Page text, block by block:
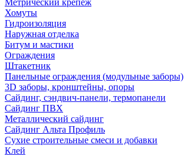
Метрический крепёж
Хомуты
Гидроизоляция
Наружная отделка
Битум и мастики
Ограждения
Штакетник
Панельные ограждения (модульные заборы)
3D заборы, кронштейны, опоры
Cайдинг, сэндвич-панели, термопанели
Сайдинг ПВХ
Металлический сайдинг
Сайдинг Альта Профиль
Сухие строительные смеси и добавки
Клей